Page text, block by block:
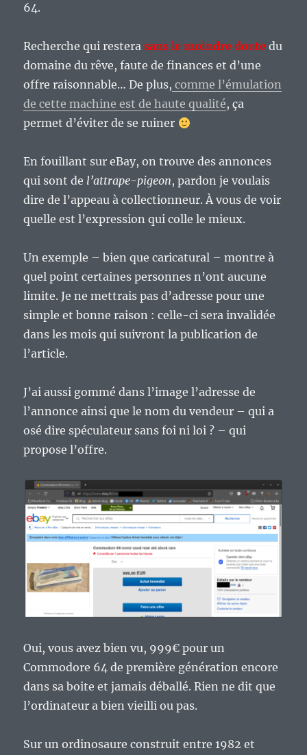
64.
Recherche qui resterasans le moindre doute du
domaine du rêve, faute de finances et d’une
offre raisonnable… De plus, comme l’émulation
de cette machine est de haute qualité, ça
permet d’éviter de se ruiner
En fouillant sur eBay, on trouve des annonces
qui sont de l’attrape-pigeon, pardon je voulais
dire de l’appeau à collectionneur. À vous de voir
quelle est l’expression qui colle le mieux.
Un exemple – bien que caricatural – montre à
quel point certaines personnes n’ont aucune
limite. Je ne mettrais pas d’adresse pour une
simple et bonne raison : celle-ci sera invalidée
dans les mois qui suivront la publication de
l’article.
J’ai aussi gommé dans l’image l’adresse de
l’annonce ainsi que le nom du vendeur – qui a
osé dire spéculateur sans foi ni loi ? – qui
propose l’offre.
Oui, vous avez bien vu, 999€ pour un
Commodore 64 de première génération encore
dans sa boite et jamais déballé. Rien ne dit que
l’ordinateur a bien vieilli ou pas.
Sur un ordinosaure construit entre 1982 et